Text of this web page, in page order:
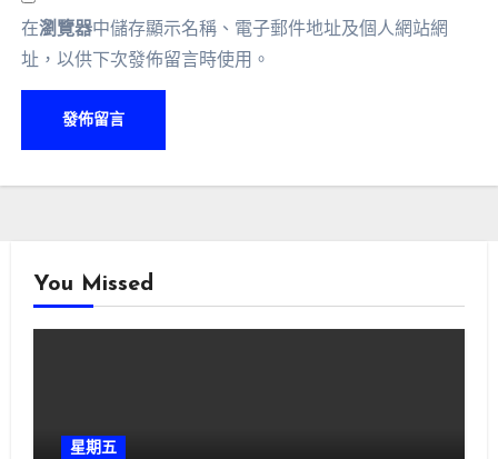
在瀏覽器中儲存顯示名稱、電子郵件地址及個人網站網
址，以供下次發佈留言時使用。
You Missed
星期五